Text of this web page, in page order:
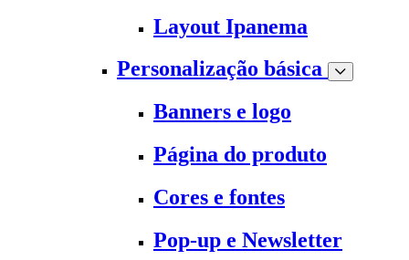
Layout Ipanema
Personalização básica
Banners e logo
Página do produto
Cores e fontes
Pop-up e Newsletter